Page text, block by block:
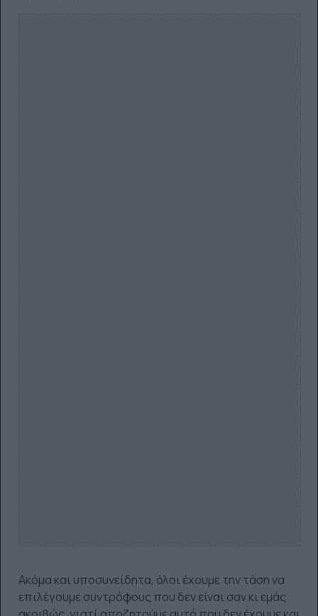
Ακόμα και υποσυνείδητα, όλοι έχουμε την τάση να
επιλέγουμε συντρόφους που δεν είναι σαν κι εμάς